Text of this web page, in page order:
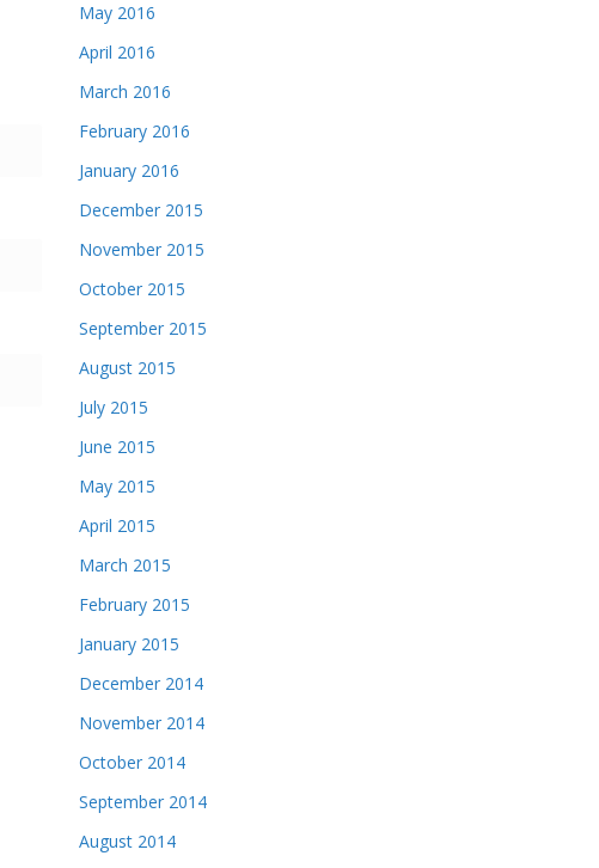
May 2016
April 2016
March 2016
February 2016
January 2016
December 2015
November 2015
October 2015
September 2015
August 2015
July 2015
June 2015
May 2015
April 2015
March 2015
February 2015
January 2015
December 2014
November 2014
October 2014
September 2014
August 2014